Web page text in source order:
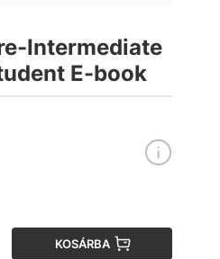
Intermediate
E-book
KOSÁRBA